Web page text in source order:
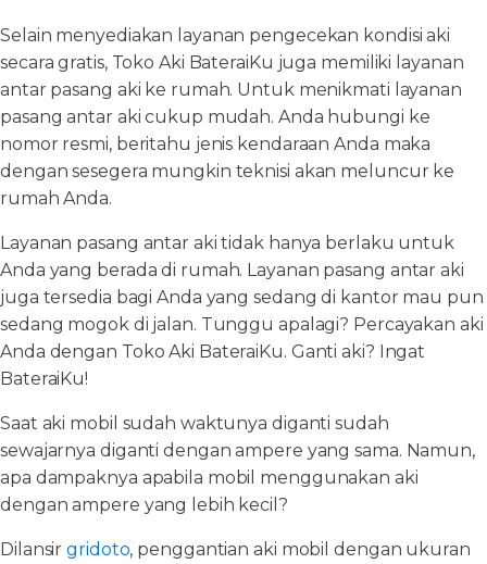
Selain menyediakan layanan pengecekan kondisi aki
secara gratis, Toko Aki BateraiKu juga memiliki layanan
antar pasang aki ke rumah. Untuk menikmati layanan
pasang antar aki cukup mudah. Anda hubungi ke
nomor resmi, beritahu jenis kendaraan Anda maka
dengan sesegera mungkin teknisi akan meluncur ke
rumah Anda.
Layanan pasang antar aki tidak hanya berlaku untuk
Anda yang berada di rumah. Layanan pasang antar aki
juga tersedia bagi Anda yang sedang di kantor mau pun
sedang mogok di jalan. Tunggu apalagi? Percayakan aki
Anda dengan Toko Aki BateraiKu. Ganti aki? Ingat
BateraiKu!
Saat aki mobil sudah waktunya diganti sudah
sewajarnya diganti dengan ampere yang sama. Namun,
apa dampaknya apabila mobil menggunakan aki
dengan ampere yang lebih kecil?
Dilansirgridoto, penggantian aki mobil dengan ukuran